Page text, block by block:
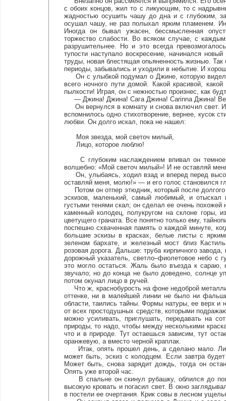
с обоих концов, жил то с ликующим, то с
жадностью осушить чашу до дна и с глубоким,
осушал чашу, не раз полыхал ярким пламенем.
Иногда он бывал ужасен, бессмысленная
торжество слабости. Во всяком случае, с
разрушительнее. Но и это всегда
тупости наступало воскресение, начинался
труды, новая блестящая опьяненность жизнью.
периоды, забывались и уходили в небытие. И
Он с улыбкой подумал о Джине, которую видел
всего ночного пути домой. Какой красивой,
пылкости! Играя, он с нежностью произнес, как
— Джина! Джина! Сага Джина! Carinna Джина!
Он вернулся в комнату и снова включил свет.
вспомнилось одно стихотворение, вернее, кусок
любви. Он долго искал, пока не нашел:
Моя звезда, мой светоч милый,
Лицо, которое люблю!
С глубоким наслаждением впивал он темное
волшебно: «Мой светоч милый»! И не оставляй
Он, улыбаясь, ходил взад и вперед перед
оставляй меня, молю!» — и его голос становился
Потом он отпер этюдник, который после
эскизов, маленький, самый любимый, и отыскал
густыми тенями скал; он сделал ее очень
каменный колодец, полукругом на склоне горы,
цветущего граната. Все понятно только ему,
поспешно схваченная память о каждой минуте,
большие эскизы в красках, белые листы с
зеленом бархате, и железный мост близ
розовая дорога. Дальше: труба кирпичного
дорожный указатель, светло–фиолетовое небо
это могло остаться. Жаль было въезда к сараю,
звучало; но до конца не было доведено, солнце
потом окунал лицо в ручей.
Что ж, краснобурость на фоне недоброй
оттенке, ни в малейшей линии не было ни
области, таились тайны. Формы натуры, ее верх и
от всех простодушных средств, которыми
можно усиливать, приглушать, передавать на
природы, то надо, чтобы между несколькими
что и в природе. Тут остаешься зависим, тут
оранжевую, а вместо черной краплак.
Итак, опять прошел день, а сделано мало.
может быть, эскиз с колодцем. Если завтра
Может быть, снова зарядит дождь, тогда он
Опять уже второй час.
В спальне он скинул рубашку, облился до
высокую кровать и погасил свет. В окно
в постели ее очертания. Крик совы в лесном